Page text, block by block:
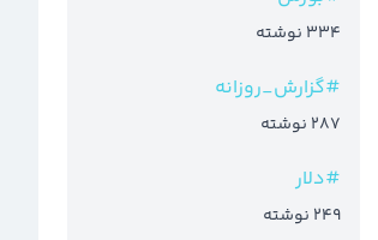
334 نوشته
#گزارش_روزانه
287 نوشته
#دلار
249 نوشته